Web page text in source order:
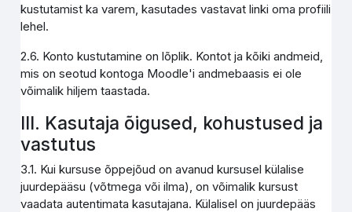
kustutamist ka varem, kasutades vastavat linki oma profiili
lehel.
2.6. Konto kustutamine on lõplik. Kontot ja kõiki andmeid,
mis on seotud kontoga Moodle'i andmebaasis ei ole
võimalik hiljem taastada.
III. Kasutaja õigused, kohustused ja
vastutus
3.1. Kui kursuse õppejõud on avanud kursusel külalise
juurdepääsu (võtmega või ilma), on võimalik kursust
vaadata autentimata kasutajana. Külalisel on juurdepääs